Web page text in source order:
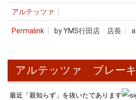
アルテッツァ
Permalink by YMS行田店 店長
アルテッツァ ブレー
最近「親知らず」を抜いたであります